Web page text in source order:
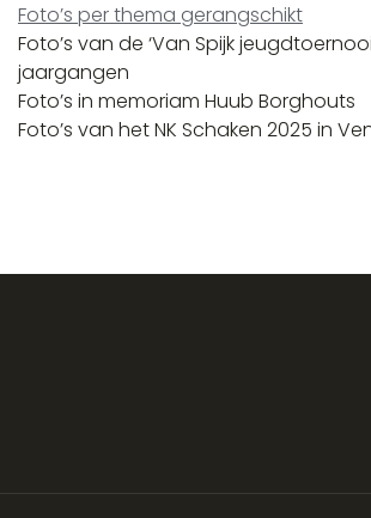
Foto’s per thema gerangschikt
Foto’s van de ‘Van Spijk
jaargangen
Foto’s in memoriam Huub Borghouts
Foto’s van het NK Schaken 2025 in